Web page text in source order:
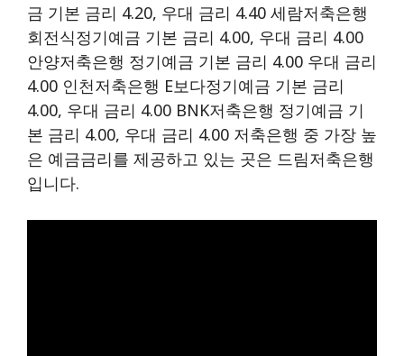
금 기본 금리 4.20, 우대 금리 4.40 세람저축은행
회전식정기예금 기본 금리 4.00, 우대 금리 4.00
안양저축은행 정기예금 기본 금리 4.00 우대 금리
4.00 인천저축은행 E보다정기예금 기본 금리
4.00, 우대 금리 4.00 BNK저축은행 정기예금 기
본 금리 4.00, 우대 금리 4.00 저축은행 중 가장 높
은 예금금리를 제공하고 있는 곳은 드림저축은행
입니다.